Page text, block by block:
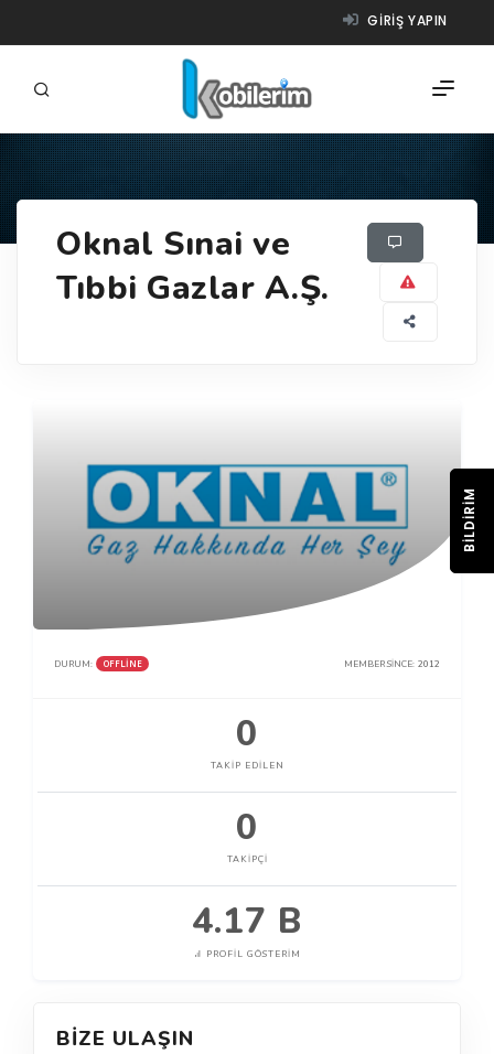
GIRIŞ YAPIN
ÜRÜNLER
Oknal Sınai ve
Tıbbi Gazlar A.Ş.
DURUM: OFFLINE MEMBER SINCE: 2012
0
TAKIP EDILEN
0
TAKIPÇI
4.17 B
PROFIL GÖSTERIM
BIZE ULAŞIN
BILDIRIM